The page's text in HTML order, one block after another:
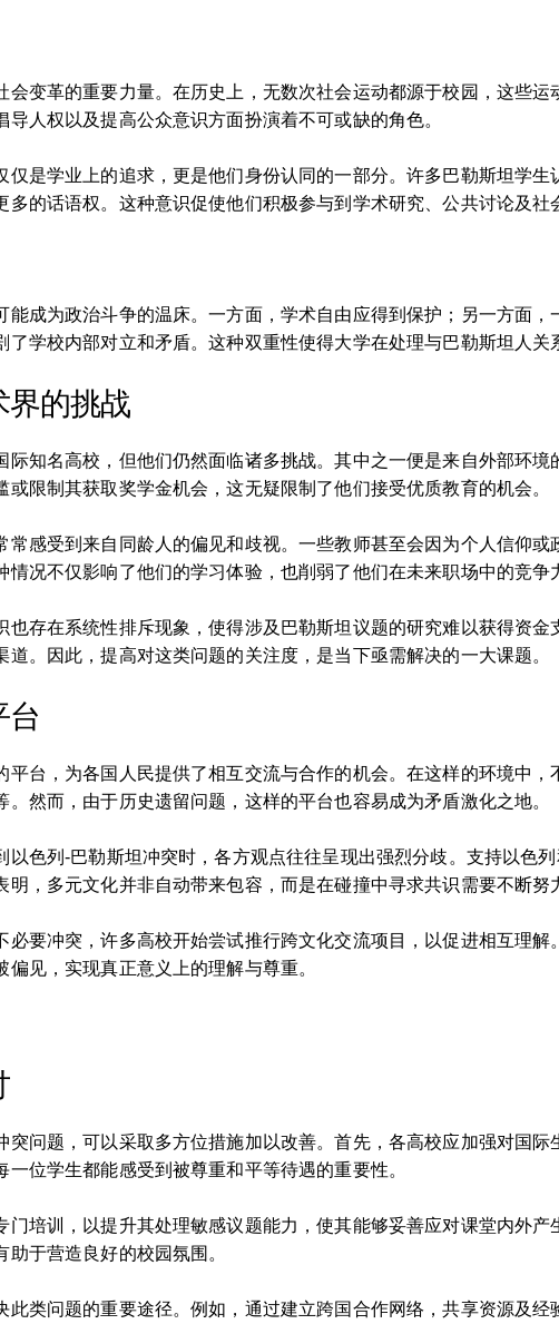
会变革的重要力量。在历史上，无数次社会运动都源于校园，这些
人权以及提高公众意识方面扮演着不可或缺的角色。
仅是学业上的追求，更是他们身份认同的一部分。许多巴勒斯坦学
的话语权。这种意识促使他们积极参与到学术研究、公共讨论及社
能成为政治斗争的温床。一方面，学术自由应得到保护；另一方面
学校内部对立和矛盾。这种双重性使得大学在处理与巴勒斯坦人关
界的挑战
际知名高校，但他们仍然面临诸多挑战。其中之一便是来自外部环
限制其获取奖学金机会，这无疑限制了他们接受优质教育的机会。
常感受到来自同龄人的偏见和歧视。一些教师甚至会因为个人信仰
况不仅影响了他们的学习体验，也削弱了他们在未来职场中的竞争
也存在系统性排斥现象，使得涉及巴勒斯坦议题的研究难以获得资
。因此，提高对这类问题的关注度，是当下亟需解决的一大课题。
台
平台，为各国人民提供了相互交流与合作的机会。在这样的环境中
然而，由于历史遗留问题，这样的平台也容易成为矛盾激化之地。
以色列-巴勒斯坦冲突时，各方观点往往呈现出强烈分歧。支持以色
，多元文化并非自动带来包容，而是在碰撞中寻求共识需要不断努
必要冲突，许多高校开始尝试推行跨文化交流项目，以促进相互理
见，实现真正意义上的理解与尊重。
突问题，可以采取多方位措施加以改善。首先，各高校应加强对国
位学生都能感受到被尊重和平等待遇的重要性。
门培训，以提升其处理敏感议题能力，使其能够妥善应对课堂内外
于营造良好的校园氛围。
类问题的重要途径。例如，通过建立跨国合作网络，共享资源及